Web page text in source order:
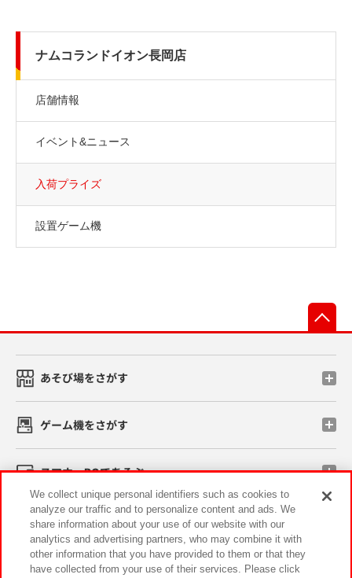
ナムコランドイオン長岡店
店舗情報
イベント&ニュース
入荷プライズ
設置ゲーム機
あそび場をさがす
ゲーム機をさがす
スマホ・PCであそぶ
イベント・キャンペーン
We collect unique personal identifiers such as cookies to
analyze our traffic and to personalize content and ads. We
share information about your use of our website with our
analytics and advertising partners, who may combine it with
other information that you have provided to them or that they
have collected from your use of their services. Please click